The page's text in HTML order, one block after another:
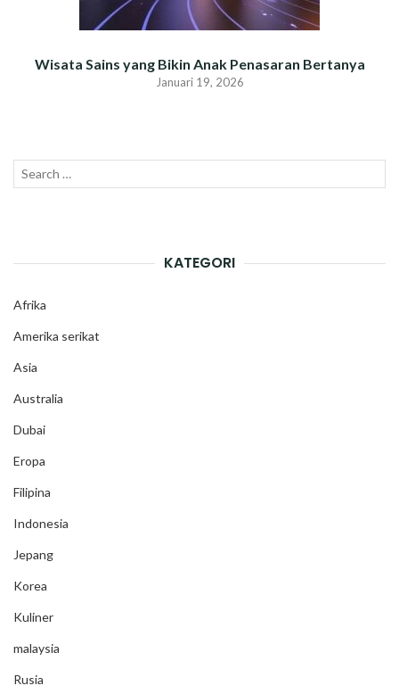
Wisata Sains yang Bikin Anak Penasaran Bertanya
Januari 19, 2026
Search
KATEGORI
Afrika
Amerika serikat
Asia
Australia
Dubai
Eropa
Filipina
Indonesia
Jepang
Korea
Kuliner
malaysia
Rusia